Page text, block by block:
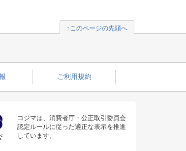
↑このページの先頭へ
ご利用規約
コジマは、消費者庁・公正取引委員会
認定ルールに従った適正な表示を推進
しています。